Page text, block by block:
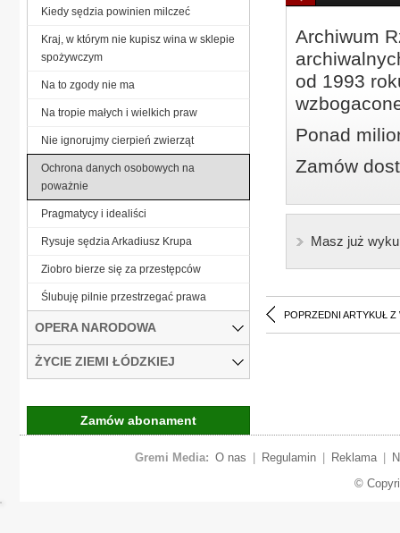
Archiwum
od 1993
Ponad
Zamów
Masz już
POPRZEDNI ARTYKUŁ Z
Kiedy sędzia powinien milczeć
Kraj, w którym nie kupisz wina w sklepie
spożywczym
Na to zgody nie ma
Na tropie małych i wielkich praw
Nie ignorujmy cierpień zwierząt
Ochrona danych osobowych na
poważnie
Pragmatycy i idealiści
Rysuje sędzia Arkadiusz Krupa
Ziobro bierze się za przestępców
Ślubuję pilnie przestrzegać prawa
OPERA NARODOWA
ŻYCIE ZIEMI ŁÓDZKIEJ
Zamów abonament
Gremi Media: O nas Regulamin Reklama
©